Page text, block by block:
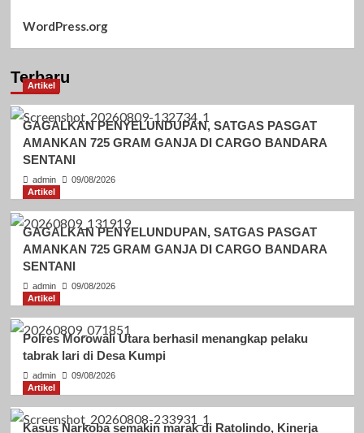
WordPress.org
Terbaru
Artikel
GAGALKAN PENYELUNDUPAN, SATGAS PASGAT
AMANKAN 725 GRAM GANJA DI CARGO BANDARA
SENTANI
admin
09/08/2026
Artikel
GAGALKAN PENYELUNDUPAN, SATGAS PASGAT
AMANKAN 725 GRAM GANJA DI CARGO BANDARA
SENTANI
admin
09/08/2026
Artikel
Polres Morowali Utara berhasil menangkap pelaku
tabrak lari di Desa Kumpi
admin
09/08/2026
Artikel
Kasus Narkoba semakin marak di Ratolindo, Kinerja